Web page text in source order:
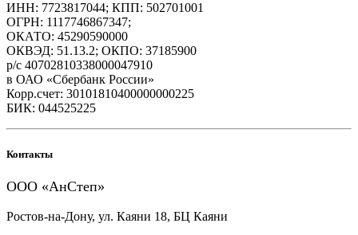
ИНН: 7723817044; КПП: 502701001
ОГРН: 1117746867347;
ОКАТО: 45290590000
ОКВЭД: 51.13.2; ОКПО: 37185900
р/с 40702810338000047910
в ОАО «Сбербанк России»
Корр.счет: 30101810400000000225
БИК: 044525225
Контакты
ООО «АнСтеп»
Ростов-на-Дону, ул. Каяни 18, БЦ Каяни